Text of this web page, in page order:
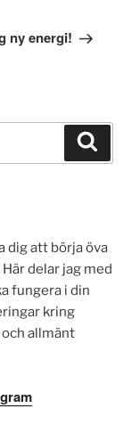
ny energi!
dig att börja öva
delar jag med
fungera i din
kring
allmänt